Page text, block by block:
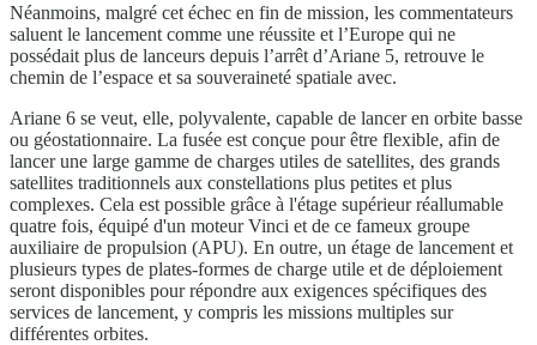
Néanmoins, malgré cet échec en fin de mission, les commentateurs
saluent le lancement comme une réussite et l’Europe qui ne
possédait plus de lanceurs depuis l’arrêt d’Ariane 5, retrouve le
chemin de l’espace et sa souveraineté spatiale avec.
Ariane 6 se veut, elle, polyvalente, capable de lancer en orbite basse
ou géostationnaire. La fusée est conçue pour être flexible, afin de
lancer une large gamme de charges utiles de satellites, des grands
satellites traditionnels aux constellations plus petites et plus
complexes. Cela est possible grâce à l'étage supérieur réallumable
quatre fois, équipé d'un moteur Vinci et de ce fameux groupe
auxiliaire de propulsion (APU). En outre, un étage de lancement et
plusieurs types de plates-formes de charge utile et de déploiement
seront disponibles pour répondre aux exigences spécifiques des
services de lancement, y compris les missions multiples sur
différentes orbites.